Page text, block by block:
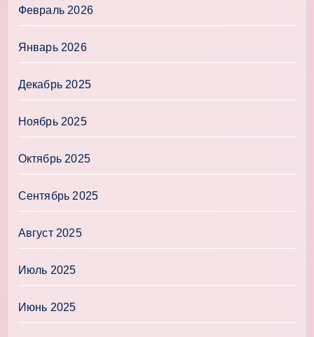
Февраль 2026
Январь 2026
Декабрь 2025
Ноябрь 2025
Октябрь 2025
Сентябрь 2025
Август 2025
Июль 2025
Июнь 2025